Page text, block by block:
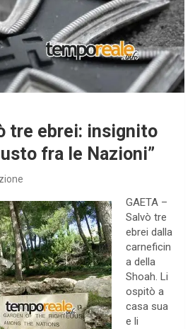
tre ebrei: insignito
fra le Nazioni”
GAETA –
Salvò tre
ebrei dalla
carneficin
a della
Shoah. Li
ospitò a
casa sua
e li